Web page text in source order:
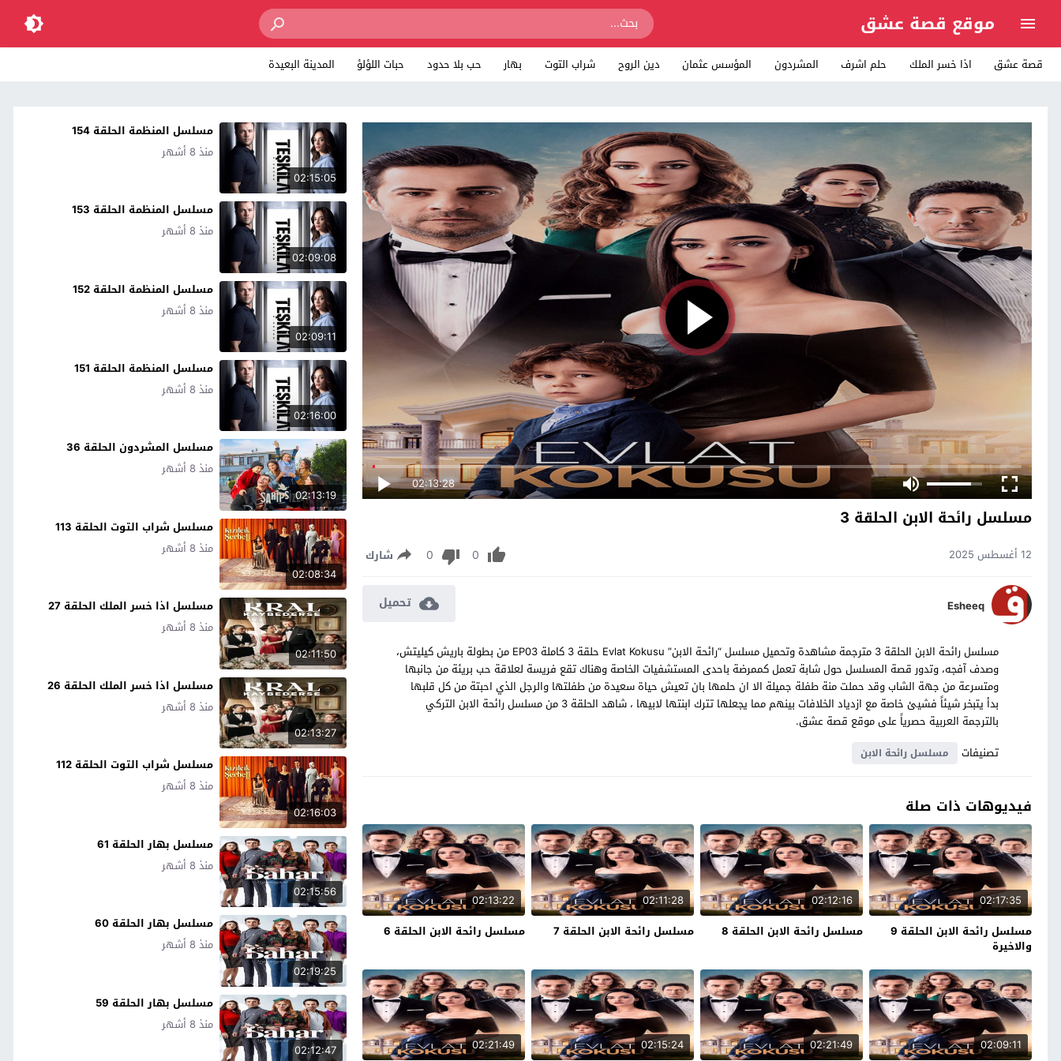
موقع قصة عشق
قصة عشق اذا خسر الملك حلم اشرف المشردون المؤسس عثمان دين الروح شراب التوت بهار حب بلا حدود حبات اللؤلؤ المدينة البعيدة
02:13:28
مسلسل رائحة الابن الحلقة 3
12 أغسطس 2025 0
0 شارك
Esheeq تحميل
مسلسل رائحة الابن الحلقة 3 مترجمة مشاهدة وتحميل مسلسل “رائحة الابن” Evlat Kokusu حلقة 3 كاملة EP03 من بطولة باريش كيليتش،
وصدف آفجه، وتدور قصة المسلسل حول شابة تعمل كممرضة باحدى المستشفيات الخاصة وهناك تقع فريسة لعلاقة حب بريئة من جانبها
ومتسرعة من جهة الشاب وقد حملت منة طفلة جميلة الا ان حلمها بان تعيش حياة سعيدة من طفلتها والرجل الذي احبتة من كل قلبها
بدأ يتبخر شيئاً فشيئ خاصة مع ازدياد الخلافات بينهم مما يجعلها تترك ابنتها لابيها ، شاهد الحلقة 3 من مسلسل رائحة الابن التركي
بالترجمة العربية حصرياً على موقع قصة عشق.
تصنيفات
مسلسل رائحة الابن
فيديوهات ذات صلة
02:17:35
مسلسل رائحة الابن الحلقة 9
والاخيرة
02:12:16
مسلسل رائحة الابن الحلقة 8
02:11:28
مسلسل رائحة الابن الحلقة 7
02:13:22
مسلسل رائحة الابن الحلقة 6
02:09:11
02:21:49
02:15:24
02:21:49
02:15:05
مسلسل المنظمة الحلقة 154
منذ 8 أشهر
02:09:08
مسلسل المنظمة الحلقة 153
منذ 8 أشهر
02:09:11
مسلسل المنظمة الحلقة 152
منذ 8 أشهر
02:16:00
مسلسل المنظمة الحلقة 151
منذ 8 أشهر
02:13:19
مسلسل المشردون الحلقة 36
منذ 8 أشهر
02:08:34
مسلسل شراب التوت الحلقة 113
منذ 8 أشهر
02:11:50
مسلسل اذا خسر الملك الحلقة 27
منذ 8 أشهر
02:13:27
مسلسل اذا خسر الملك الحلقة 26
منذ 8 أشهر
02:16:03
مسلسل شراب التوت الحلقة 112
منذ 8 أشهر
02:15:56
مسلسل بهار الحلقة 61
منذ 8 أشهر
02:19:25
مسلسل بهار الحلقة 60
منذ 8 أشهر
02:12:47
مسلسل بهار الحلقة 59
منذ 8 أشهر